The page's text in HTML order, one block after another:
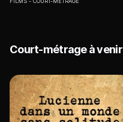
Court-métrage à venir